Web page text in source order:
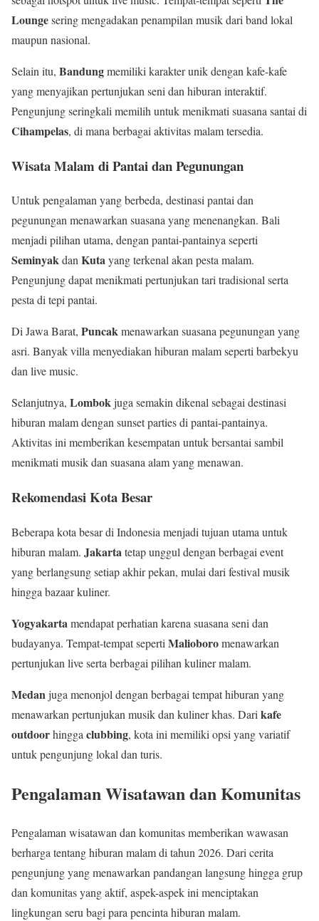
Loungesering mengadakan penampilan musik dari band lokal
maupun nasional.
Selain itu, Bandungmemiliki karakter unik dengan kafe-kafe
yang menyajikan pertunjukan seni dan hiburan interaktif.
Pengunjung seringkali memilih untuk menikmati suasana santai di
Cihampelas, di mana berbagai aktivitas malam tersedia.
Wisata Malam di Pantai dan Pegunungan
Untuk pengalaman yang berbeda, destinasi pantai dan
pegunungan menawarkan suasana yang menenangkan. Bali
menjadi pilihan utama, dengan pantai-pantainya seperti
SeminyakdanKutayang terkenal akan pesta malam.
Pengunjung dapat menikmati pertunjukan tari tradisional serta
pesta di tepi pantai.
Di Jawa Barat, Puncakmenawarkan suasana pegunungan yang
asri. Banyak villa menyediakan hiburan malam seperti barbekyu
dan live music.
Selanjutnya, Lombokjuga semakin dikenal sebagai destinasi
hiburan malam dengan sunset parties di pantai-pantainya.
Aktivitas ini memberikan kesempatan untuk bersantai sambil
menikmati musik dan suasana alam yang menawan.
Rekomendasi Kota Besar
Beberapa kota besar di Indonesia menjadi tujuan utama untuk
hiburan malam. Jakartatetap unggul dengan berbagai event
yang berlangsung setiap akhir pekan, mulai dari festival musik
hingga bazaar kuliner.
Yogyakartamendapat perhatian karena suasana seni dan
budayanya. Tempat-tempat seperti Malioboromenawarkan
pertunjukan live serta berbagai pilihan kuliner malam.
Medanjuga menonjol dengan berbagai tempat hiburan yang
menawarkan pertunjukan musik dan kuliner khas. Dari kafe
outdoorhingga clubbing, kota ini memiliki opsi yang variatif
untuk pengunjung lokal dan turis.
Pengalaman Wisatawan dan Komunitas
Pengalaman wisatawan dan komunitas memberikan wawasan
berharga tentang hiburan malam di tahun 2026. Dari cerita
pengunjung yang menawarkan pandangan langsung hingga grup
dan komunitas yang aktif, aspek-aspek ini menciptakan
lingkungan seru bagi para pencinta hiburan malam.